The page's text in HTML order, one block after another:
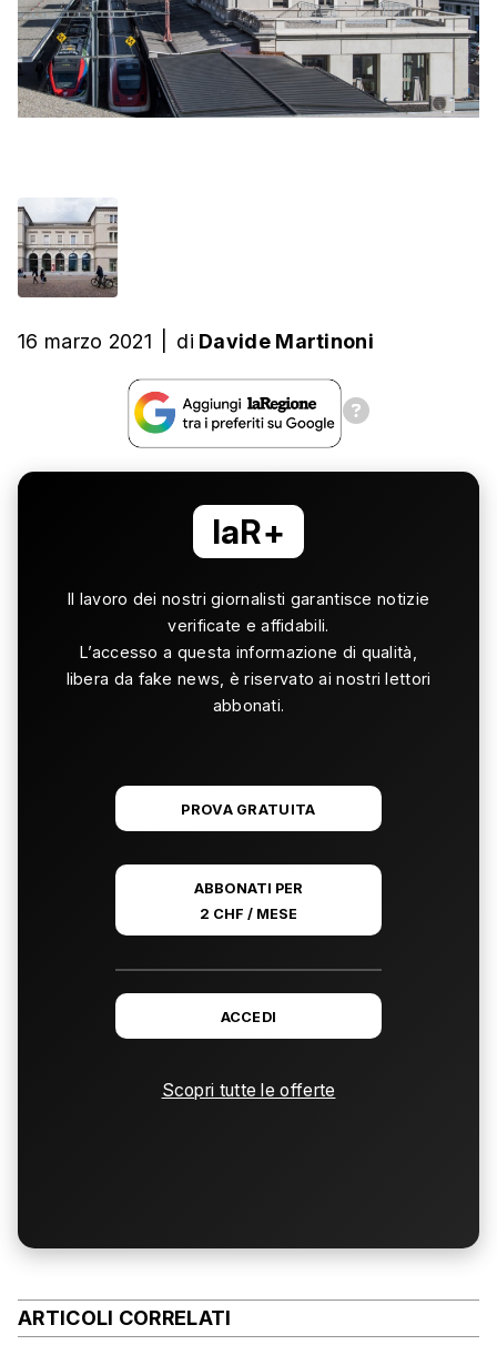
16 marzo 2021 di Davide Martinoni
laR+
Il lavoro dei nostri giornalisti garantisce notizie
verificate e affidabili.
L’accesso a questa informazione di qualità,
libera da fake news, è riservato ai nostri lettori
abbonati.
PROVA GRATUITA
ABBONATI PER
2 CHF / MESE
ACCEDI
Scopri tutte le offerte
ARTICOLI CORRELATI